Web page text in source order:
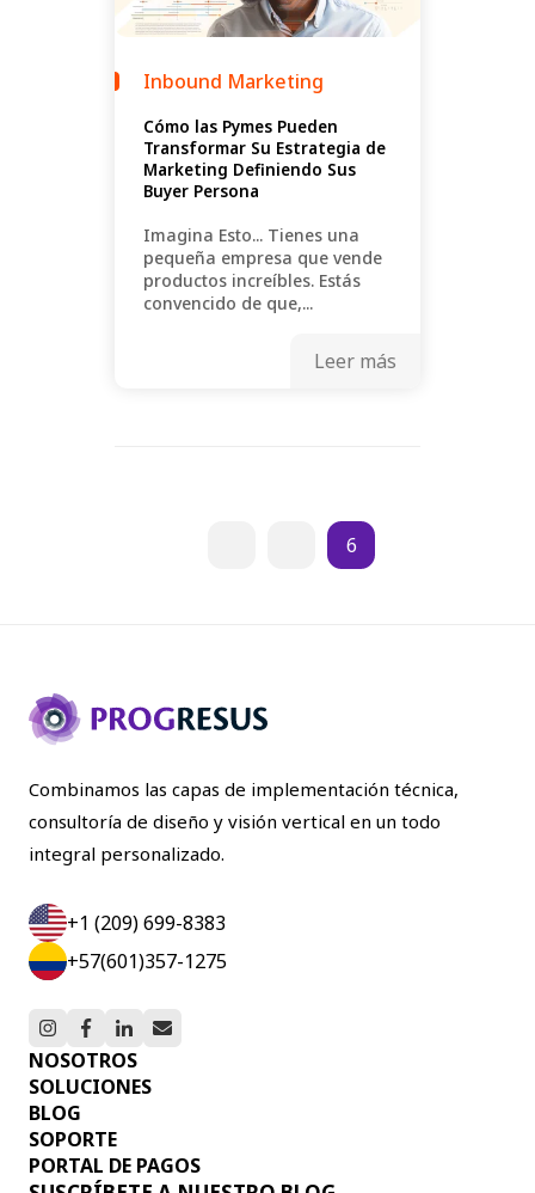
Inbound Marketing
Cómo las Pymes Pueden
Transformar Su Estrategia de
Marketing Definiendo Sus
Buyer Persona
Imagina Esto... Tienes una
pequeña empresa que vende
productos increíbles. Estás
convencido de que,...
Leer más
6
Combinamos las capas de implementación técnica,
consultoría de diseño y visión vertical en un todo
integral personalizado.
+1 (209) 699-8383
+57(601)357-1275
NOSOTROS
SOLUCIONES
BLOG
SOPORTE
PORTAL DE PAGOS